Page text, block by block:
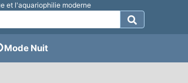
et l'aquariophilie moderne
Mode Nuit